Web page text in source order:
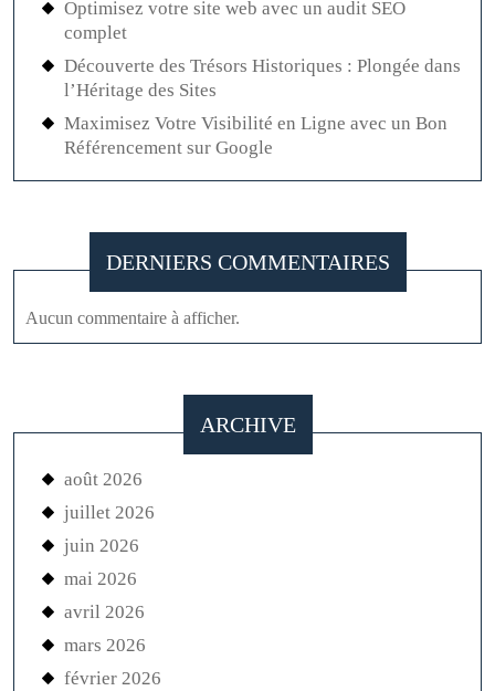
Optimisez votre site web avec un audit SEO
complet
Découverte des Trésors Historiques : Plongée dans
l’Héritage des Sites
Maximisez Votre Visibilité en Ligne avec un Bon
Référencement sur Google
DERNIERS COMMENTAIRES
Aucun commentaire à afficher.
ARCHIVE
août 2026
juillet 2026
juin 2026
mai 2026
avril 2026
mars 2026
février 2026